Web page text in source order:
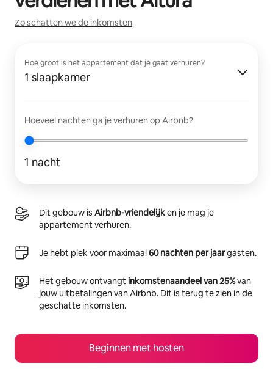
Zo schatten we de inkomsten
Hoe groot is het appartement dat je gaat verhuren?
1 slaapkamer
Hoeveel nachten ga je verhuren op Airbnb?
1 nacht
Dit gebouw is Airbnb-vriendelijken je mag je
appartement verhuren.
Je hebt plek voor maximaal60 nachten per jaargasten.
Het gebouw ontvangtinkomstenaandeel van 25%van
jouw uitbetalingen van Airbnb. Dit is terug te zien in de
geschatte inkomsten.
Beginnen met hosten